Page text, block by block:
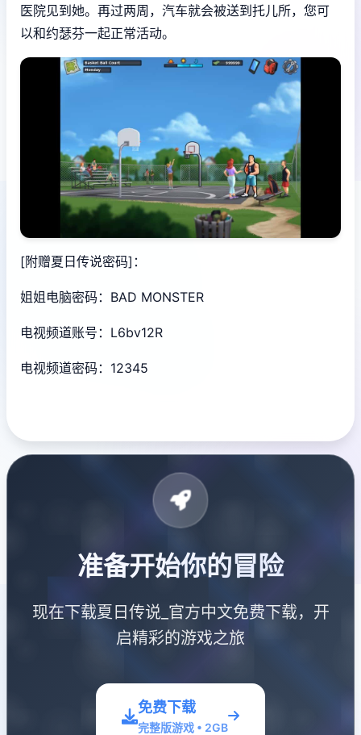
医院见到她。再过两周，汽车就会被送到托儿所，您可
以和约瑟芬一起正常活动。
[附赠夏日传说密码]：
姐姐电脑密码：BAD MONSTER
电视频道账号：L6bv12R
电视频道密码：12345
准备开始你的冒险
现在下载夏日传说_官方中文免费下载，开
启精彩的游戏之旅
免费下载
完整版游戏 • 2GB